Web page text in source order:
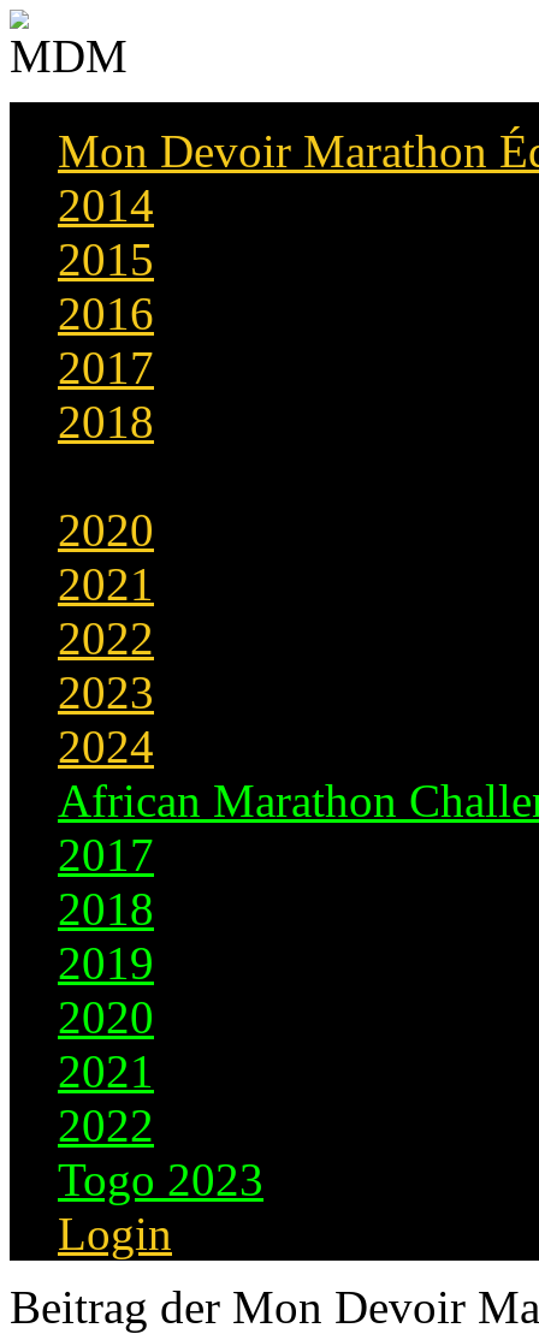
Mon Devoir Marathon
2014
2015
2016
2017
2018
2020
2021
2022
2023
2024
African Marathon
2017
2018
2019
2020
2021
2022
Togo 2023
Login
Beitrag der Mon Devoir